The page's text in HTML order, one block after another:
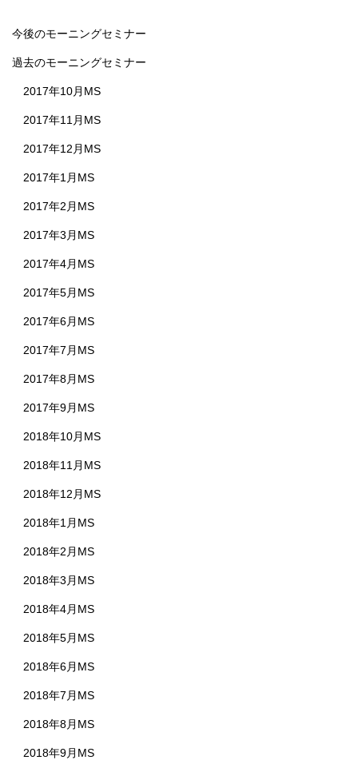
今後のモーニングセミナー
過去のモーニングセミナー
2017年10月MS
2017年11月MS
2017年12月MS
2017年1月MS
2017年2月MS
2017年3月MS
2017年4月MS
2017年5月MS
2017年6月MS
2017年7月MS
2017年8月MS
2017年9月MS
2018年10月MS
2018年11月MS
2018年12月MS
2018年1月MS
2018年2月MS
2018年3月MS
2018年4月MS
2018年5月MS
2018年6月MS
2018年7月MS
2018年8月MS
2018年9月MS